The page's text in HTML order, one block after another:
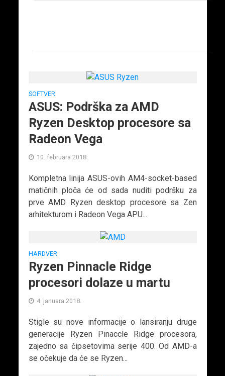
SOFTVER
ASUS: Podrška za AMD
Ryzen Desktop procesore sa
Radeon Vega
10. februara 2018.
Kompletna linija ASUS-ovih AM4-socket-based
matičnih ploča će od sada nuditi podršku za
prve AMD Ryzen desktop procesore sa Zen
arhitekturom i Radeon Vega APU...
HARDVER
Ryzen Pinnacle Ridge
procesori dolaze u martu
4. januara 2018.
Stigle su nove informacije o lansiranju druge
generacije Ryzen Pinaccle Ridge procesora,
zajedno sa čipsetovima serije 400. Od AMD-a
se očekuje da će se Ryzen...